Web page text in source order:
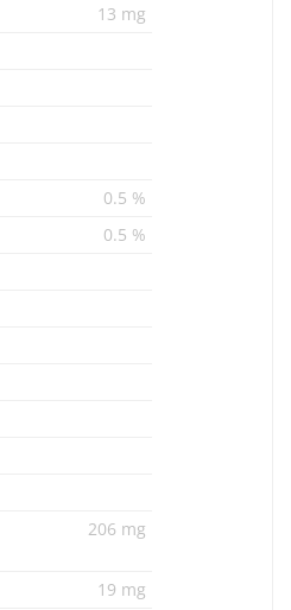
13 mg
0.5 %
0.5 %
206 mg
19 mg